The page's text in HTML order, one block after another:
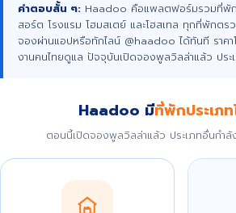
คำตอบสั้น ๆ: Haadoo คือแพลตฟอร์มรวมที่พั
สอร์ต โรงแรม โฮมสเตย์ และโฮสเทล ทุกที่พักตร
จองผ่านแอปหรือทักไลน์ @haadoo ได้ทันที ราค
งานคนไทยดูแล ปัจจุบันเปิดจองพูลวิลล่าแล้ว ประ
Haadoo มีที่พักประเภ
ตอนนี้เปิดจองพูลวิลล่าแล้ว ประเภทอื่นกำ